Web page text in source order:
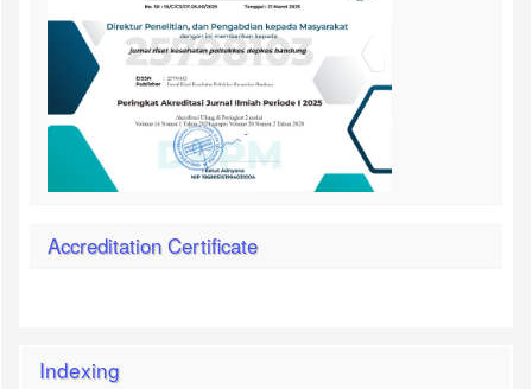
Accreditation Certificate
Indexing